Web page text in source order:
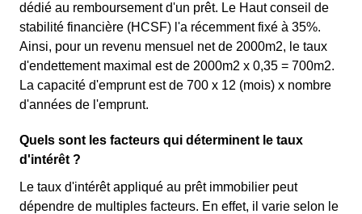
dédié au remboursement d'un prêt. Le Haut conseil de
stabilité financière (HCSF) l'a récemment fixé à 35%.
Ainsi, pour un revenu mensuel net de 2000m2, le taux
d'endettement maximal est de 2000m2 x 0,35 = 700m2.
La capacité d'emprunt est de 700 x 12 (mois) x nombre
d'années de l'emprunt.
Quels sont les facteurs qui déterminent le taux
d'intérêt ?
Le taux d'intérêt appliqué au prêt immobilier peut
dépendre de multiples facteurs. En effet, il varie selon le